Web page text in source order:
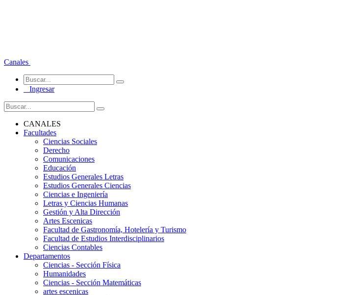
Canales
Ingresar
CANALES
Facultades
Ciencias Sociales
Derecho
Comunicaciones
Educación
Estudios Generales Letras
Estudios Generales Ciencias
Ciencias e Ingeniería
Letras y Ciencias Humanas
Gestión y Alta Dirección
Artes Escenicas
Facultad de Gastronomía, Hotelería y Turismo
Facultad de Estudios Interdisciplinarios
Ciencias Contables
Departamentos
Ciencias - Sección Física
Humanidades
Ciencias - Sección Matemáticas
artes escenicas